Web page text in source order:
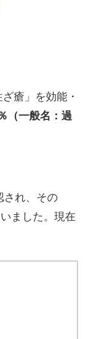
瘡」を効能・
（一般名：過
され、その
ました。現在